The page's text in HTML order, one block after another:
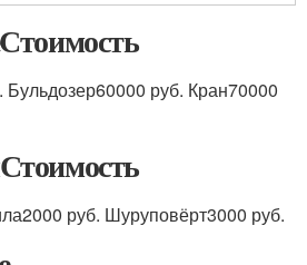
Бульдозер60000 руб. Кран70000
руб. Шуруповёрт3000 руб.